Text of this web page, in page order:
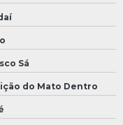
Sá
do Mato Dentro